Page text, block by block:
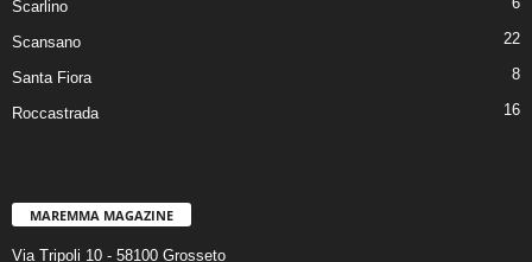
Scarlino
Scansano 22
Santa Fiora 8
Roccastrada 16
MAREMMA MAGAZINE
Via Tripoli 10 - 58100 Grosseto